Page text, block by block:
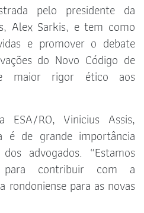
pelo presidente da
Alex Sarkis, e tem como
e promover o debate
do Novo Código de
maior rigor ético aos
ESA/RO, Vinicius Assis,
é de grande importância
advogados. “Estamos
contribuir com a
rondoniense para as novas